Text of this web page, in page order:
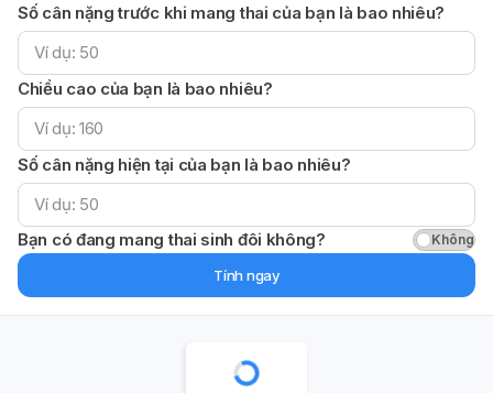
Số cân nặng trước khi mang thai của bạn là bao nhiêu?
Chiều cao của bạn là bao nhiêu?
Số cân nặng hiện tại của bạn là bao nhiêu?
Bạn có đang mang thai sinh đôi không? Không
Tính ngay